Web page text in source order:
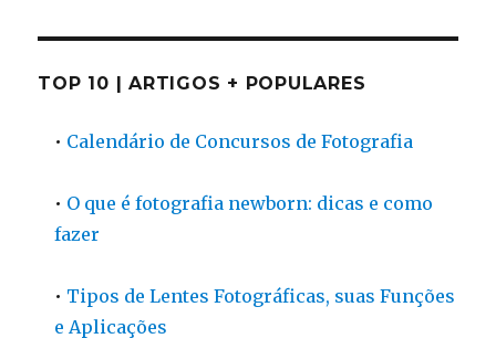
TOP 10 | ARTIGOS + POPULARES
• Calendário de Concursos de Fotografia
• O que é fotografia newborn: dicas e como
fazer
• Tipos de Lentes Fotográficas, suas Funções
e Aplicações